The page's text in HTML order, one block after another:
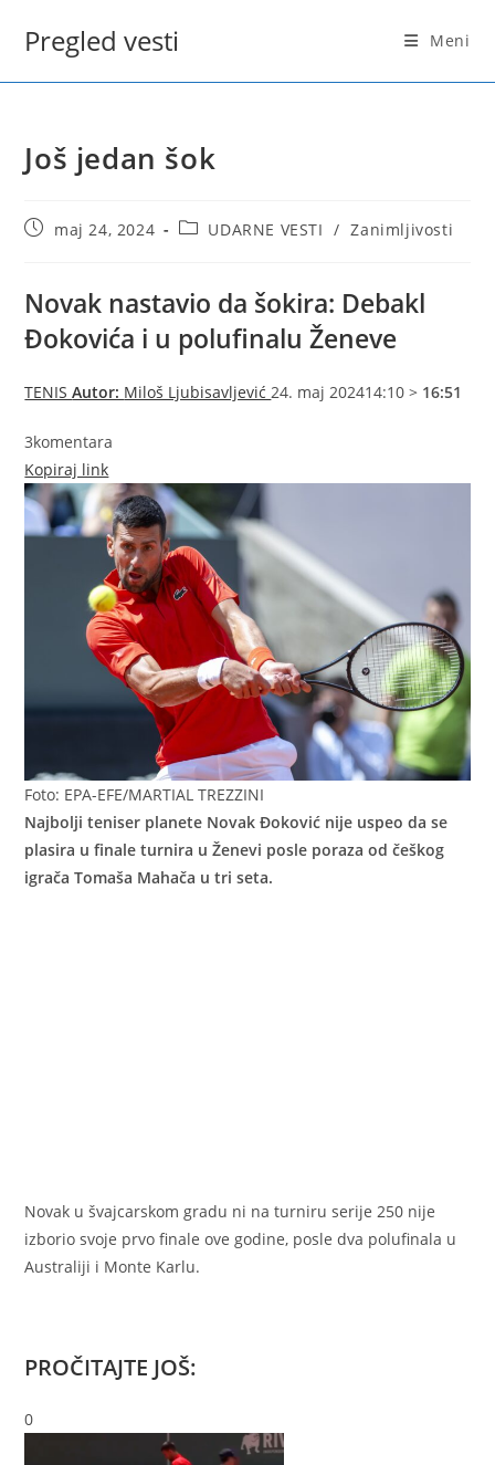
Pregled vesti Meni
Još jedan šok
Postmaj 24, 2024
PostUDARNE VESTI / Zanimljivosti
Novak nastavio da šokira: Debakl
Đokovića i u polufinalu Ženeve
TENISAutor: Miloš Ljubisavljević24. maj 202414:10 > 16:51
3komentara
Kopiraj link
Foto: EPA-EFE/MARTIAL TREZZINI
Najbolji teniser planete Novak Đoković nije uspeo da se
plasira u finale turnira u Ženevi posle poraza od češkog
igrača Tomaša Mahača u tri seta.
Novak u švajcarskom gradu ni na turniru serije 250 nije
izborio svoje prvo finale ove godine, posle dva polufinala u
Australiji i Monte Karlu.
PROČITAJTE JOŠ:
0